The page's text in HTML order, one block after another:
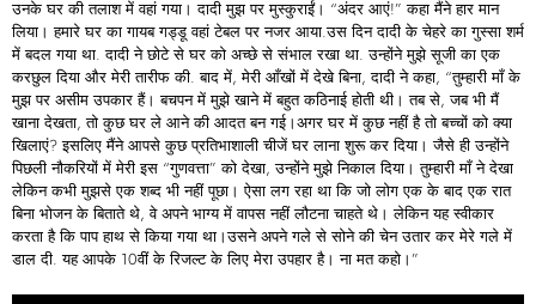
उनके घर की तलाश में वहां गया। दादी मुझ पर मुस्कुराईं। “अंदर आएं!” कहा मैंने हार मान
लिया। हमारे घर का गायब गड्डू वहां टेबल पर नजर आया.उस दिन दादी के चेहरे का गुस्सा शर्म
में बदल गया था. दादी ने छोटे से घर को अच्छे से संभाल रखा था. उन्होंने मुझे सूजी का एक
करछुल दिया और मेरी तारीफ की. बाद में, मेरी आँखों में देखे बिना, दादी ने कहा, “तुम्हारी माँ के
मुझ पर असीम उपकार हैं। बचपन में मुझे खाने में बहुत कठिनाई होती थी। तब से, जब भी मैं
खाना देखता, तो कुछ घर ले आने की आदत बन गई।अगर घर में कुछ नहीं है तो बच्चों को क्या
खिलाएं? इसलिए मैंने आपसे कुछ प्रतिभाशाली चीजें घर लाना शुरू कर दिया। जैसे ही उन्होंने
पिछली नौकरियों में मेरी इस “गुणवत्ता” को देखा, उन्होंने मुझे निकाल दिया। तुम्हारी माँ ने देखा
लेकिन कभी मुझसे एक शब्द भी नहीं पूछा। ऐसा लग रहा था कि जो लोग एक के बाद एक रात
बिना भोजन के बिताते थे, वे अपने भाग्य में वापस नहीं लौटना चाहते थे। लेकिन यह स्वीकार
करता है कि पाप हाथ से किया गया था।उसने अपने गले से सोने की चेन उतार कर मेरे गले में
डाल दी. यह आपके 10वीं के रिजल्ट के लिए मेरा उपहार है। ना मत कहो।”